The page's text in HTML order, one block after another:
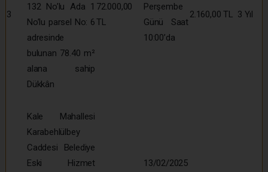
3
132 No’lu Ada 1
No’lu parsel No: 6
adresinde
bulunan 78.40 m²
alana sahip
Dükkân
72.000,00
TL
Perşembe
Günü Saat
10:00’da
2.160,00 TL 3 Yıl
Kale Mahallesi
Karabehlülbey
Caddesi Belediye
Eski Hizmet
13/02/2025